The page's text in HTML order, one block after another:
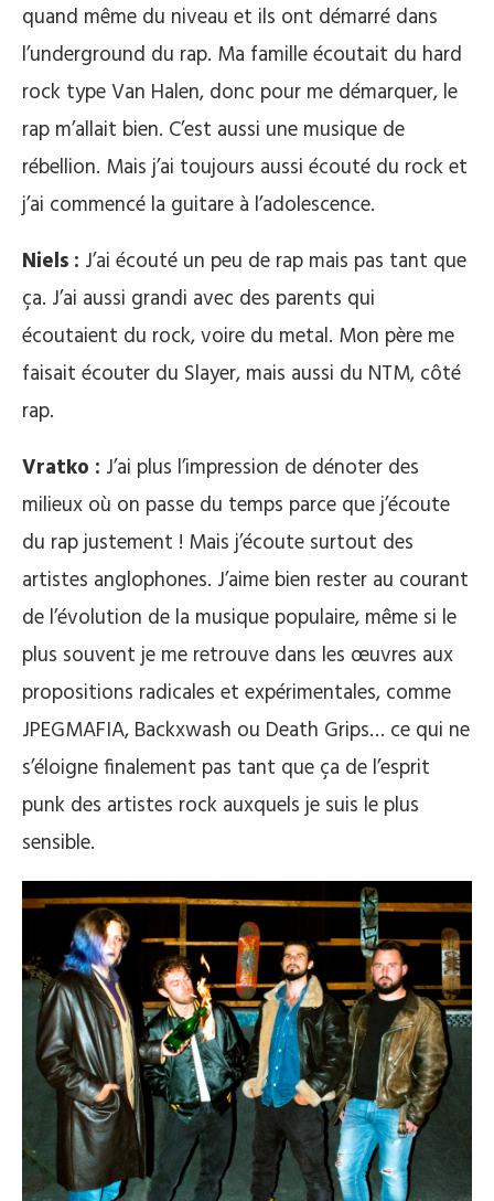
quand même du niveau et ils ont démarré dans
l’underground du rap. Ma famille écoutait du hard
rock type Van Halen, donc pour me démarquer, le
rap m’allait bien. C’est aussi une musique de
rébellion. Mais j’ai toujours aussi écouté du rock et
j’ai commencé la guitare à l’adolescence.
Niels : J’ai écouté un peu de rap mais pas tant que
ça. J’ai aussi grandi avec des parents qui
écoutaient du rock, voire du metal. Mon père me
faisait écouter du Slayer, mais aussi du NTM, côté
rap.
Vratko : J’ai plus l’impression de dénoter des
milieux où on passe du temps parce que j’écoute
du rap justement ! Mais j’écoute surtout des
artistes anglophones. J’aime bien rester au courant
de l’évolution de la musique populaire, même si le
plus souvent je me retrouve dans les œuvres aux
propositions radicales et expérimentales, comme
JPEGMAFIA, Backxwash ou Death Grips… ce qui ne
s’éloigne finalement pas tant que ça de l’esprit
punk des artistes rock auxquels je suis le plus
sensible.